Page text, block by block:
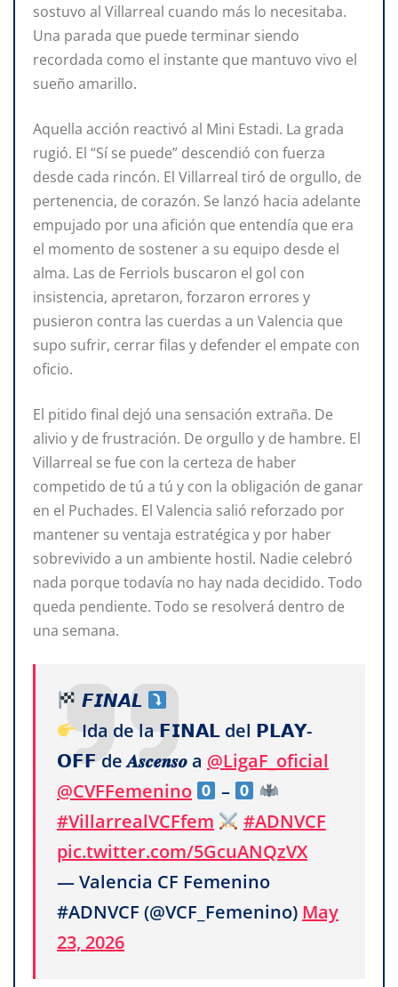
sostuvo al Villarreal cuando más lo necesitaba.
Una parada que puede terminar siendo
recordada como el instante que mantuvo vivo el
sueño amarillo.
Aquella acción reactivó al Mini Estadi. La grada
rugió. El “Sí se puede” descendió con fuerza
desde cada rincón. El Villarreal tiró de orgullo, de
pertenencia, de corazón. Se lanzó hacia adelante
empujado por una afición que entendía que era
el momento de sostener a su equipo desde el
alma. Las de Ferriols buscaron el gol con
insistencia, apretaron, forzaron errores y
pusieron contra las cuerdas a un Valencia que
supo sufrir, cerrar filas y defender el empate con
oficio.
El pitido final dejó una sensación extraña. De
alivio y de frustración. De orgullo y de hambre. El
Villarreal se fue con la certeza de haber
competido de tú a tú y con la obligación de ganar
en el Puchades. El Valencia salió reforzado por
mantener su ventaja estratégica y por haber
sobrevivido a un ambiente hostil. Nadie celebró
nada porque todavía no hay nada decidido. Todo
queda pendiente. Todo se resolverá dentro de
una semana.
𝙁𝙄𝙉𝘼𝙇
Ida de la 𝗙𝗜𝗡𝗔𝗟 del 𝗣𝗟𝗔𝗬-
𝗢𝗙𝗙 de 𝑨𝒔𝒄𝒆𝒏𝒔𝒐 a @LigaF_oficial
@CVFFemenino
–
#VillarrealVCFfem
#ADNVCF
pic.twitter.com/5GcuANQzVX
— Valencia CF Femenino
#ADNVCF (@VCF_Femenino) May
23, 2026